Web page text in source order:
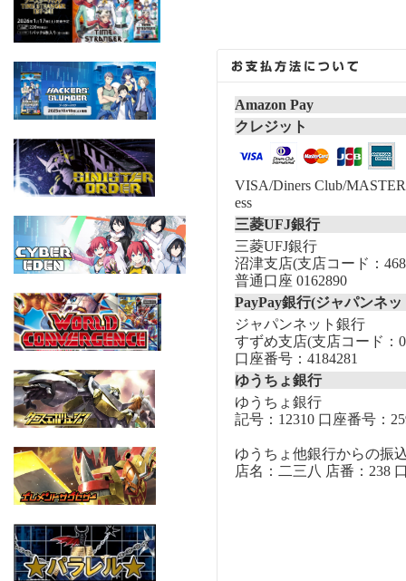
Amazon Pay
クレジット
VISA/Diners Club/
ess
三菱UFJ銀行
三菱UFJ銀行
沼津支店(支店コード：
普通口座 0162890
PayPay銀行(ジャパンネ
ジャパンネット銀行
すずめ支店(支店コード：
口座番号：4184281
ゆうちょ銀行
ゆうちょ銀行
記号：12310 口座番号：
ゆうちょ他銀行からの振
店名：二三八 店番：238